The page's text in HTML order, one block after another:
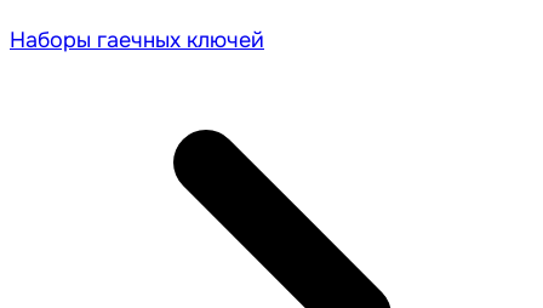
Наборы гаечных ключей